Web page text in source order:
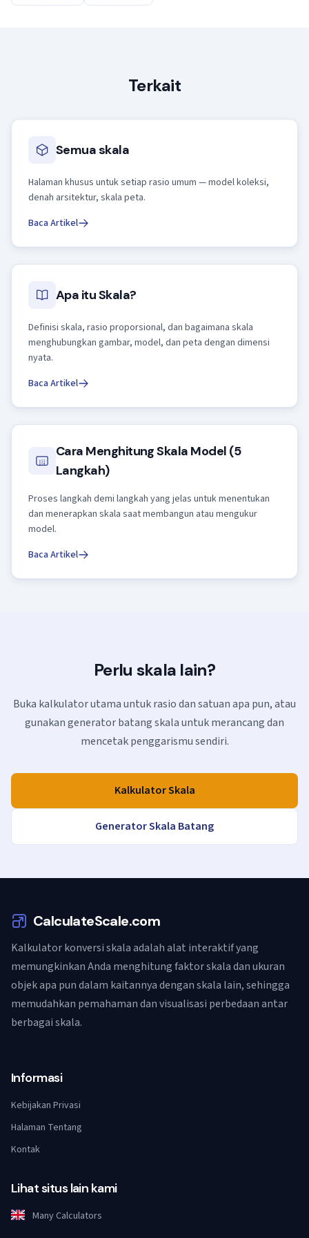
Terkait
Semua skala
Halaman khusus untuk setiap rasio umum — model koleksi,
denah arsitektur, skala peta.
Baca Artikel
Apa itu Skala?
Definisi skala, rasio proporsional, dan bagaimana skala
menghubungkan gambar, model, dan peta dengan dimensi
nyata.
Baca Artikel
Cara Menghitung Skala Model (5
Langkah)
Proses langkah demi langkah yang jelas untuk menentukan
dan menerapkan skala saat membangun atau mengukur
model.
Baca Artikel
Perlu skala lain?
Buka kalkulator utama untuk rasio dan satuan apa pun, atau
gunakan generator batang skala untuk merancang dan
mencetak penggarismu sendiri.
Kalkulator Skala
Generator Skala Batang
CalculateScale.com
Kalkulator konversi skala adalah alat interaktif yang
memungkinkan Anda menghitung faktor skala dan ukuran
objek apa pun dalam kaitannya dengan skala lain, sehingga
memudahkan pemahaman dan visualisasi perbedaan antar
berbagai skala.
Informasi
Kebijakan Privasi
Halaman Tentang
Kontak
Lihat situs lain kami
Many Calculators